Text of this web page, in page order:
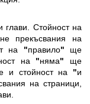
глави. Стойност на
прекъсвания на
на "правило" ще
на "няма" ще
и стойност на "и
на страници,